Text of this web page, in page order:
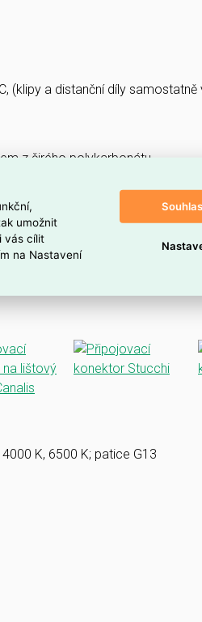
(klipy a distanční díly samostatně
z čirého polykarbonátu.
K, 6500 K; patice G13
umožnit
vás cílit
na Nastavení